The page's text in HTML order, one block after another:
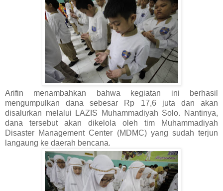
Arifin menambahkan bahwa kegiatan ini berhasil
mengumpulkan dana sebesar Rp 17,6 juta dan akan
disalurkan melalui LAZIS Muhammadiyah Solo. Nantinya,
dana tersebut akan dikelola oleh tim Muhammadiyah
Disaster Management Center (MDMC) yang sudah terjun
langaung ke daerah bencana.